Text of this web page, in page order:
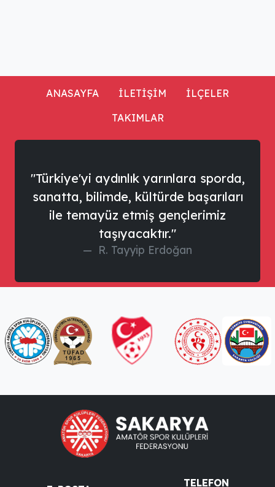
ANASAYFA İLETİŞİM
İLÇELER
TAKIMLAR
"Türkiye'yi aydınlık yarınlara sporda,
sanatta, bilimde, kültürde başarıları
ile temayüz etmiş gençlerimiz
taşıyacaktır."
R. Tayyip Erdoğan
TELEFON